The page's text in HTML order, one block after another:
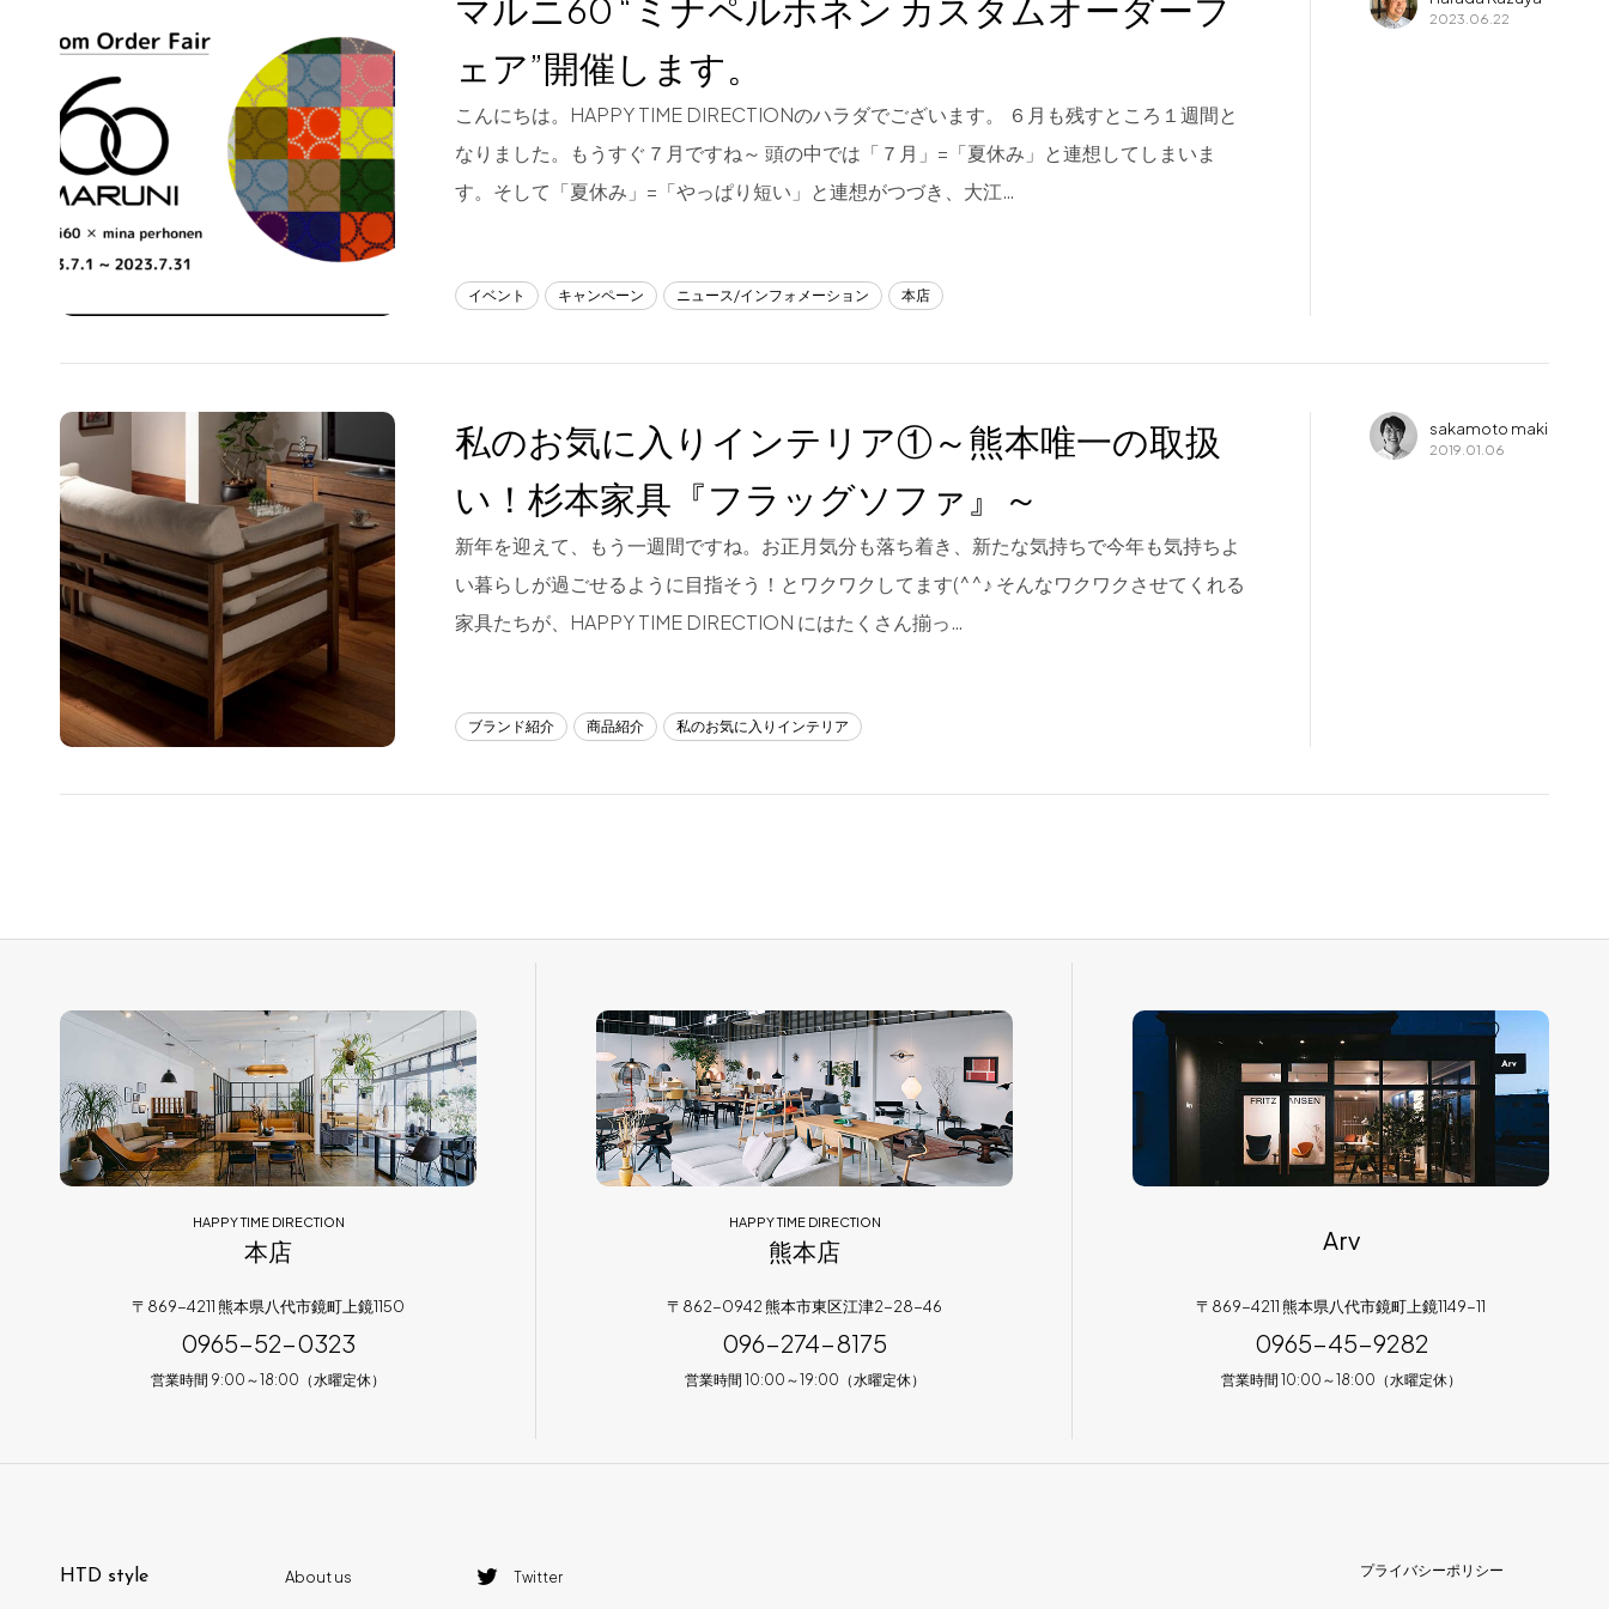
About us
for Business
Recruit
フラッグシップストア
0965-52-0323
熊本店
096-274-8175
Arv
0965-45-9282
マルニ60 “ミナペルホネン カスタムオーダーフ
ェア”開催します。
こんにちは。HAPPY TIME DIRECTIONのハラダでございます。 ６月も残すところ１週間と
なりました。もうすぐ７月ですね～ 頭の中では「７月」=「夏休み」と連想してしまいま
す。そして「夏休み」=「やっぱり短い」と連想がつづき、大江…
イベント キャンペーン ニュース/インフォメーション 本店
2023.06.22
私のお気に入りインテリア①～熊本唯一の取扱
い！杉本家具『フラッグソファ』～
新年を迎えて、もう一週間ですね。お正月気分も落ち着き、新たな気持ちで今年も気持ちよ
い暮らしが過ごせるように目指そう！とワクワクしてます(^^♪ そんなワクワクさせてくれる
家具たちが、HAPPY TIME DIRECTION にはたくさん揃っ…
ブランド紹介 商品紹介 私のお気に入りインテリア
sakamoto maki
2019.01.06
HAPPY TIME DIRECTION
本店
〒869-4211 熊本県八代市鏡町上鏡1150
0965-52-0323
営業時間 9:00～18:00（水曜定休）
HAPPY TIME DIRECTION
熊本店
〒862-0942 熊本市東区江津2-28-46
096-274-8175
営業時間 10:00～19:00（水曜定休）
Arv
〒869-4211 熊本県八代市鏡町上鏡1149-11
0965-45-9282
営業時間 10:00～18:00（水曜定休）
HTD style About us Twitter プライバシーポリシー